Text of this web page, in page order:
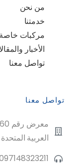
من نحن
خدمتنا
مركبات خاصة
الأخبار
تواصل معنا
تواصل معنا
العربية المتحدة